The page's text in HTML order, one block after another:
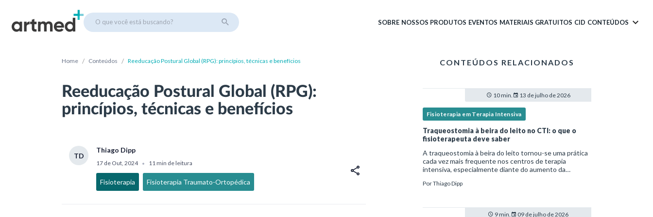
O que você está buscando? SOBRE NOSSOS PRODUTOS EVENTOS MATERIAIS GRATUITOS CID CONTEÚDOS
Home / Conteúdos / Reeducação Postural Global (RPG): princípios, técnicas e benefícios
Reeducação Postural Global (RPG):
princípios, técnicas e benefícios
TD
Thiago Dipp
17 de Out, 2024 • 11 min de leitura
Fisioterapia Fisioterapia Traumato-Ortopédica
CONTEÚDOS RELACIONADOS
10 min. 13 de julho de 2026
Fisioterapia em Terapia Intensiva
Traqueostomia à beira do leito no CTI: o que o
fisioterapeuta deve saber
A traqueostomia à beira do leito tornou-se uma prática
cada vez mais frequente nos centros de terapia
intensiva, especialmente diante do aumento da
de ventilação mecânica prolongada.Nesse cenário,
PorThiago Dipp
9 min. 09 de julho de 2026